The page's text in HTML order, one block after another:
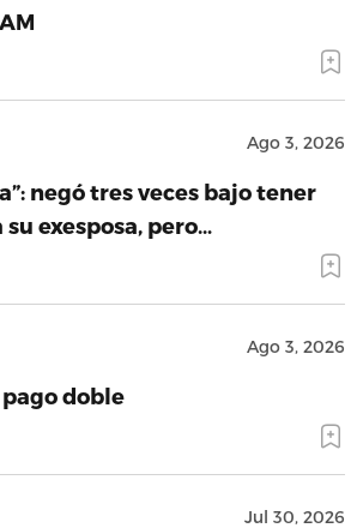
Ago 3, 2026
negó tres veces bajo tener
exesposa, pero…
Ago 3, 2026
doble
Jul 30, 2026